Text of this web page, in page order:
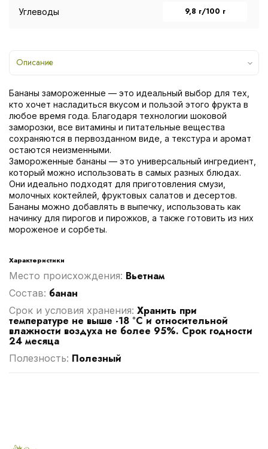
Углеводы 9,8 г/100 г
Описание
Бананы замороженные — это идеальный выбор для тех,
кто хочет насладиться вкусом и пользой этого фрукта в
любое время года. Благодаря технологии шоковой
заморозки, все витамины и питательные вещества
сохраняются в первозданном виде, а текстура и аромат
остаются неизменными.
Замороженные бананы — это универсальный ингредиент,
который можно использовать в самых разных блюдах.
Они идеально подходят для приготовления смузи,
молочных коктейлей, фруктовых салатов и десертов.
Бананы можно добавлять в выпечку, использовать как
начинку для пирогов и пирожков, а также готовить из них
мороженое и сорбеты.
Характеристики
Место происхождения: Вьетнам
Cостав: банан
Срок и условия хранения: Хранить при
температуре не выше -18 °С и относительной
влажности воздуха не более 95%. Срок годности
24 месяца
Полезность: Полезный